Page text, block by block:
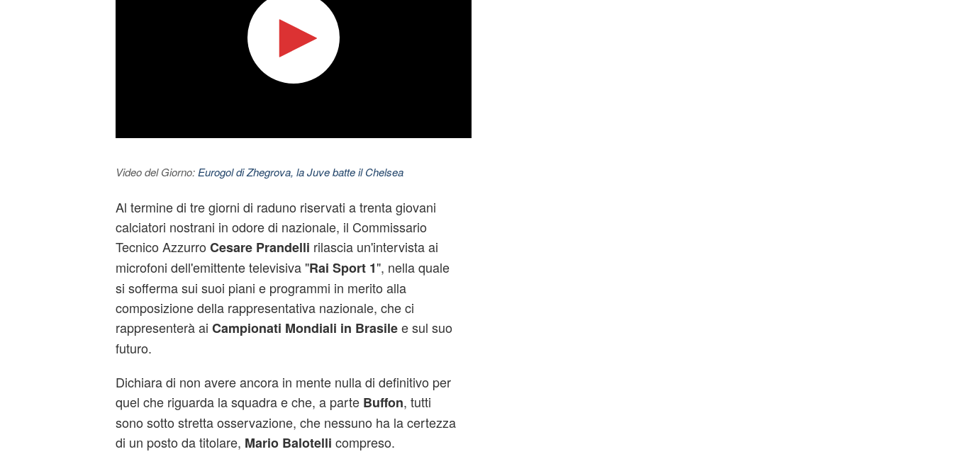
Video del Giorno: Eurogol di Zhegrova, la Juve batte il Chelsea
Al termine di tre giorni di raduno riservati a trenta giovani
calciatori nostrani in odore di nazionale, il Commissario
Tecnico Azzurro Cesare Prandelli rilascia un'intervista ai
microfoni dell'emittente televisiva "Rai Sport 1", nella quale
si sofferma sui suoi piani e programmi in merito alla
composizione della rappresentativa nazionale, che ci
rappresenterà ai Campionati Mondiali in Brasilee sul suo
futuro.
Dichiara di non avere ancora in mente nulla di definitivo per
quel che riguarda la squadra e che, a parte Buffon, tutti
sono sotto stretta osservazione, che nessuno ha la certezza
di un posto da titolare, Mario Balotelli compreso.